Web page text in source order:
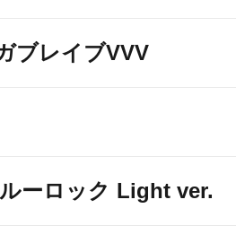
ブレイブVVV
ーロック Light ver.